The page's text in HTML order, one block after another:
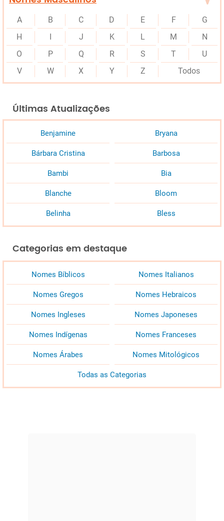
A B C D E F
G
H
J K L M
N
O
P Q R S T
U
V
W X Y Z Todos
Últimas Atualizações
Benjamine Bryana
Bárbara Cristina Barbosa
Bambi Bia
Blanche Bloom
Belinha Bless
Categorias em destaque
Nomes Bíblicos Nomes Italianos
Nomes Gregos Nomes Hebraicos
Nomes Ingleses Nomes Japoneses
Nomes Indígenas Nomes Franceses
Nomes Árabes Nomes Mitológicos
Todas as Categorias